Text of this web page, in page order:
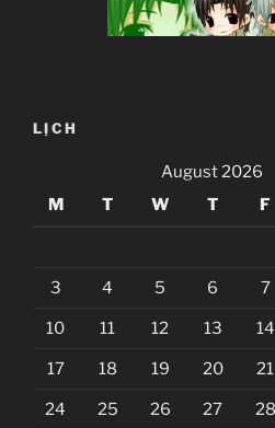
LỊCH
August 2026
M
T W T F
3 4 5 6 7
10 11 12 13 14
17 18 19 20 21
24 25 26 27 28